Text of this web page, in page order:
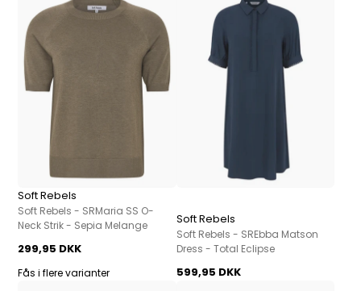
Soft Rebels
Soft Rebels - SRMaria SS O-
Neck Strik - Sepia Melange
299,95 DKK
Fås i flere varianter
Soft Rebels
Soft Rebels - SREbba Matson
Dress - Total Eclipse
599,95 DKK